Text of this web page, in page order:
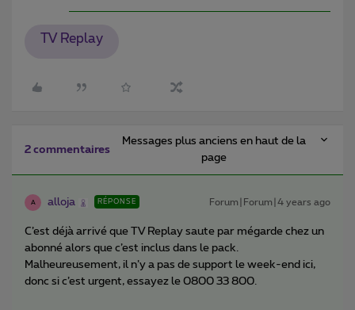
TV Replay
2 commentaires
Messages plus anciens en haut de la
page
A alloja RÉPONSE Forum|Forum|4 years ago
C’est déjà arrivé que TV Replay saute par mégarde chez un
abonné alors que c’est inclus dans le pack.
Malheureusement, il n’y a pas de support le week-end ici,
donc si c’est urgent, essayez le 0800 33 800.